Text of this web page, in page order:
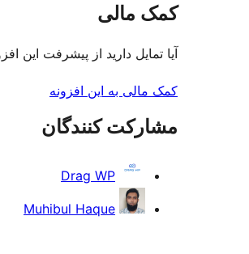
کمک مالی
آیا تمایل دارید از پیشرفت این
کمک مالی به این افزونه
مشارکت کنندگان
Drag WP
Muhibul Haque